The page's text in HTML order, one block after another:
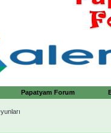
Papatyam Forum